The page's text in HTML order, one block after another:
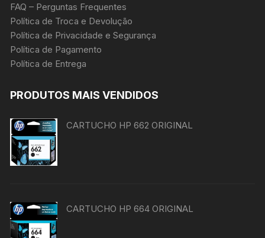
FAQ – Perguntas Frequentes
Política de Troca e Devolução
Política de Privacidade e Segurança
Política de Pagamento
Política de Entrega
PRODUTOS MAIS VENDIDOS
CARTUCHO HP 662 ORIGINAL
CARTUCHO HP 664 ORIGINAL